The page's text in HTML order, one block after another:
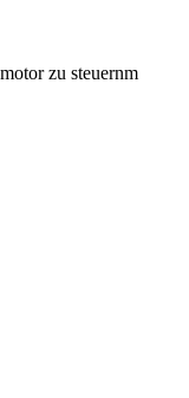
zu steuernm